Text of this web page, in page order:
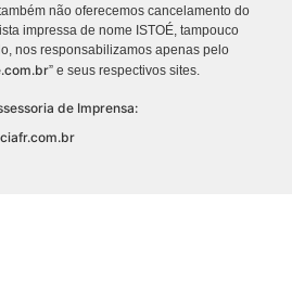
não oferecemos cancelamento do
impressa de nome ISTOÉ, tampouco
nos responsabilizamos apenas pelo
” e seus respectivos sites.
de Imprensa: